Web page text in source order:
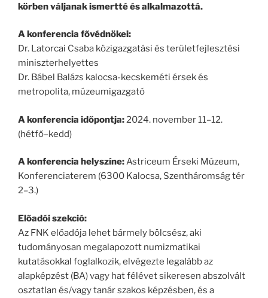
körben váljanak ismertté és alkalmazottá.
A konferencia fővédnökei:
Dr. Latorcai Csaba közigazgatási és területfejlesztési
miniszterhelyettes
Dr. Bábel Balázs kalocsa-kecskeméti érsek és
metropolita, múzeumigazgató
A konferencia időpontja:2024. november 11–12.
(hétfő–kedd)
A konferencia helyszíne:Astriceum Érseki Múzeum,
Konferenciaterem (6300 Kalocsa, Szentháromság tér
2–3.)
Előadói szekció:
Az FNK előadója lehet bármely bölcsész, aki
tudományosan megalapozott numizmatikai
kutatásokkal foglalkozik, elvégezte legalább az
alapképzést (BA) vagy hat félévet sikeresen abszolvált
osztatlan és/vagy tanár szakos képzésben, és a